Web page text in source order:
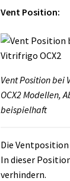
Vent Position:
Vent Position bei
OCX2 Modellen,
beispielhaft
Die
In dieser
verhindern.